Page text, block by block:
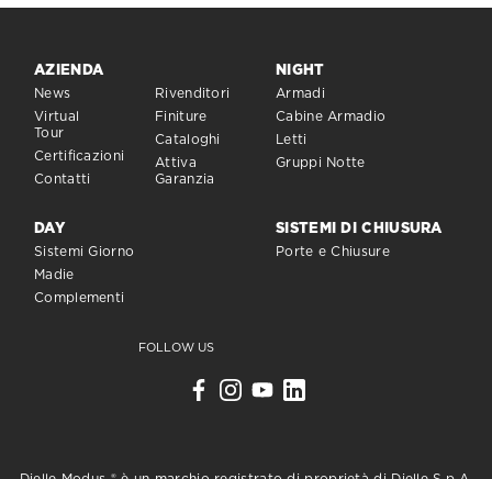
AZIENDA
News
Virtual
Tour
Certificazioni
Contatti
Rivenditori
Finiture
Cataloghi
Attiva
Garanzia
NIGHT
Armadi
Cabine Armadio
Letti
Gruppi Notte
DAY
Sistemi Giorno
Madie
Complementi
SISTEMI DI CHIUSURA
Porte e Chiusure
FOLLOW US